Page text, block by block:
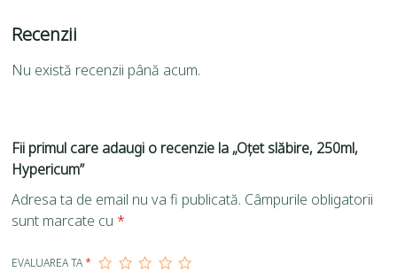
Recenzii
Nu există recenzii până acum.
Fii primul care adaugi o recenzie la „Oțet slăbire, 250ml,
Hypericum”
Adresa ta de email nu va fi publicată. Câmpurile obligatorii
sunt marcate cu *
EVALUAREA TA*